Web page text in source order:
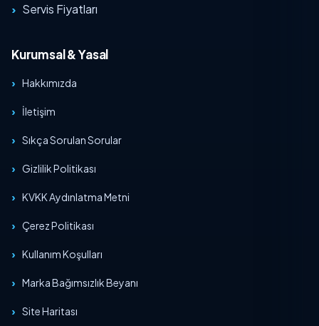
Servis Fiyatları
Kurumsal & Yasal
Hakkımızda
İletişim
Sıkça Sorulan Sorular
Gizlilik Politikası
KVKK Aydınlatma Metni
Çerez Politikası
Kullanım Koşulları
Marka Bağımsızlık Beyanı
Site Haritası